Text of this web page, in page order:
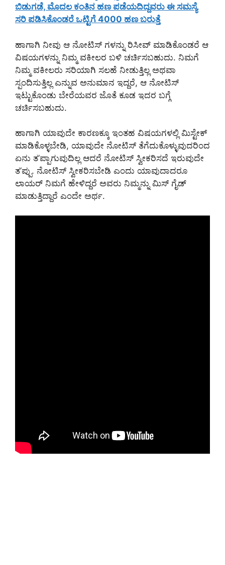
ಬಿಡುಗಡೆ, ಮೊದಲ ಕಂತಿನ ಹಣ ಪಡೆಯದಿದ್ದವರು ಈ ಸಮಸ್ಯೆ
ಸರಿ ಪಡಿಸಿಕೊಂಡರೆ ಒಟ್ಟಿಗೆ 4000 ಹಣ ಬರುತ್ತೆ
ಹಾಗಾಗಿ ನೀವು ಆ ನೋಟಿಸ್ ಗಳನ್ನು ರಿಸೀವ್ ಮಾಡಿಕೊಂಡರೆ ಆ
ವಿಷಯಗಳನ್ನು ನಿಮ್ಮ ವಕೀಲರ ಬಳಿ ಚರ್ಚಿಸಬಹುದು. ನಿಮಗೆ
ನಿಮ್ಮ ವಕೀಲರು ಸರಿಯಾಗಿ ಸಲಹೆ ನೀಡುತ್ತಿಲ್ಲ ಅಥವಾ
ಸ್ಪಂದಿಸುತ್ತಿಲ್ಲ ಎನ್ನುವ ಅನುಮಾನ ಇದ್ದರೆ, ಆ ನೋಟಿಸ್
ಇಟ್ಟುಕೊಂಡು ಬೇರೆಯವರ ಜೊತೆ ಕೂಡ ಇದರ ಬಗ್ಗೆ
ಚರ್ಚಿಸಬಹುದು.
ಹಾಗಾಗಿ ಯಾವುದೇ ಕಾರಣಕ್ಕೂ ಇಂತಹ ವಿಷಯಗಳಲ್ಲಿ ಮಿಸ್ಟೇಕ್
ಮಾಡಿಕೊಳ್ಳಬೇಡಿ, ಯಾವುದೇ ನೋಟಿಸ್ ತೆಗೆದುಕೊಳ್ಳುವುದರಿಂದ
ಏನು ತ’ಪ್ಪಾಗುವುದಿಲ್ಲ ಆದರೆ ನೋಟಿಸ್ ಸ್ವೀಕರಿಸದೆ ಇರುವುದೇ
ತ’ಪ್ಪು. ನೋಟಿಸ್ ಸ್ವೀಕರಿಸಬೇಡಿ ಎಂದು ಯಾವುದಾದರೂ
ಲಾಯರ್ ನಿಮಗೆ ಹೇಳಿದ್ದರೆ ಅವರು ನಿಮ್ಮನ್ನು ಮಿಸ್ ಗೈಡ್
ಮಾಡುತ್ತಿದ್ದಾರೆ ಎಂದೇ ಅರ್ಥ.